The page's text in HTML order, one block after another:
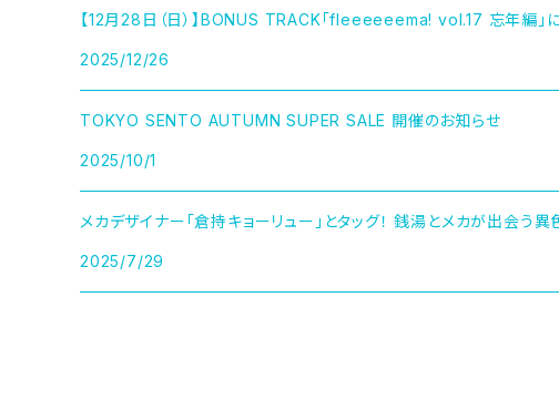
【12月28日（日）】BONUS TRACK「fleeeeeema! vol.17 忘年編」に
2025/12/26
TOKYO SENTO AUTUMN SUPER SALE 開催のお知らせ
2025/10/1
メカデザイナー「倉持キョーリュー」とタッグ！ 銭湯とメカが出会う異
2025/7/29